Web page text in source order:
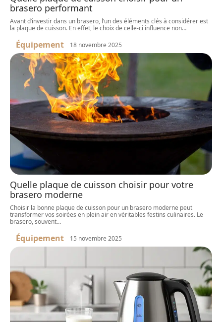
brasero performant
Avant d’investir dans un brasero, l’un des éléments clés à considérer est
la plaque de cuisson. En effet, le choix de celle-ci influence non…
Équipement 18 novembre 2025
Quelle plaque de cuisson choisir pour votre
brasero moderne
Choisir la bonne plaque de cuisson pour un brasero moderne peut
transformer vos soirées en plein air en véritables festins culinaires. Le
brasero, souvent…
Équipement 15 novembre 2025